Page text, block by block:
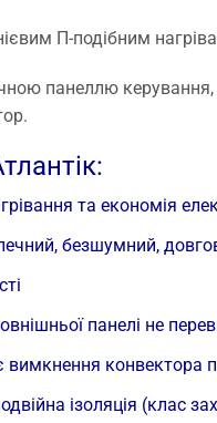
П-подібним
панеллю
та економія
безшумний,
панелі не
конвектора
ізоляція (клас